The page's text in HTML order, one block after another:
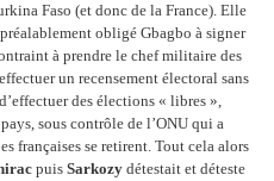
Faso (et donc de la France). Elle
obligé Gbagbo à signer
à prendre le chef militaire des
un recensement électoral sans
des élections « libres »,
sous contrôle de l’ONU qui a
françaises se retirent. Tout cela alors
puis Sarkozy détestait et déteste